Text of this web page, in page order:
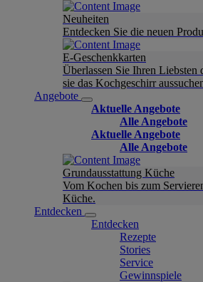
Neuheiten
Entdecken Sie die neuen
E-Geschenkkarten
Überlassen Sie Ihren Liebsten
sie das Kochgeschirr
Angebote
Aktuelle Angebote
Alle Angebote
Aktuelle Angebote
Alle Angebote
Grundausstattung Küche
Vom Kochen bis zum
Küche.
Entdecken
Entdecken
Rezepte
Stories
Service
Gewinnspiele